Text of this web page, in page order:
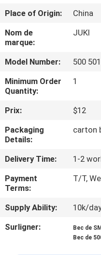
À
PROPOS
DE
NOUS
VISITE
DE
L'USINE
CONTRÔLE
QUALITÉ
NOUS
Place of Origin:
China
Nom de
marque:
JUKI
Model Number:
500
Minimum Order
Quantity:
1
Prix:
$12
Packaging
Details:
carton
Delivery Time:
1-2
Payment
Terms:
T/T,
Supply Ability:
10k/
Surligner:
Bec de
Bec de